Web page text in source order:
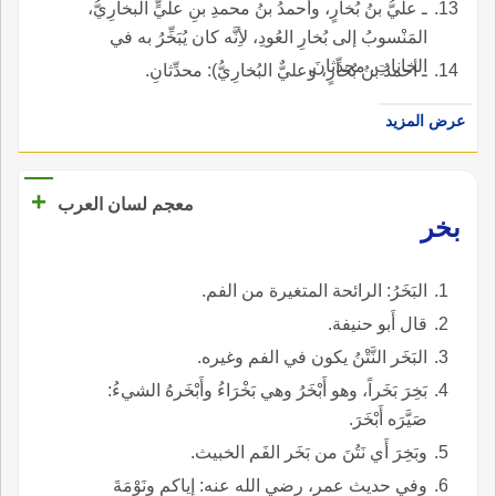
ـ عليُّ بنُ بُخارٍ، وأحمدُ بنُ محمدِ بنِ عليٍّ البخارِيُّ،
المَنْسوبُ إلى بُخارِ العُودِ، لأِنَّه كان يُبَخِّرُ به في
الخاناتِ. محدِّثانَ.
ـ أحمدُ بنُ بُخارٍ، وعليٌّ البُخارِيُّ): محدِّثانِ.
عرض المزيد
معجم لسان العرب
+
بخر
البَخَرُ: الرائحة المتغيرة من الفم.
قال أَبو حنيفة.
البَخَر النَّتْنُ يكون في الفم وغيره.
بَخِرَ بَخَراً، وهو أَبْخَرُ وهي بَخْرَاءُ وأَبْخَرهُ الشيءُ:
صَيَّرَه أَبْخَرَ.
وبَخِرَ أَي نَتُنَ من بَخَر الفَم الخبيث.
وفي حديث عمر، رضي الله عنه: إِياكم ونَوْمَةَ